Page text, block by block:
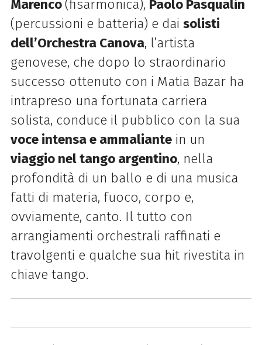
Marenco(fisarmonica), Paolo Pasqualin
(percussioni e batteria) e dai solisti
dell’Orchestra Canova, l’artista
genovese, che dopo lo straordinario
successo ottenuto con i Matia Bazar ha
intrapreso una fortunata carriera
solista, conduce il pubblico con la sua
voce intensa e ammaliantein un
viaggio nel tango argentino, nella
profondità di un ballo e di una musica
fatti di materia, fuoco, corpo e,
ovviamente, canto. Il tutto con
arrangiamenti orchestrali raffinati e
travolgenti e qualche sua hit rivestita in
chiave tango.